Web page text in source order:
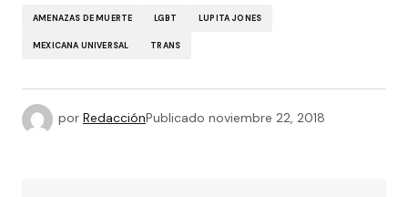
AMENAZAS DE MUERTE LGBT LUPITA JONES
MEXICANA UNIVERSAL TRANS
por RedacciónPublicado noviembre 22, 2018